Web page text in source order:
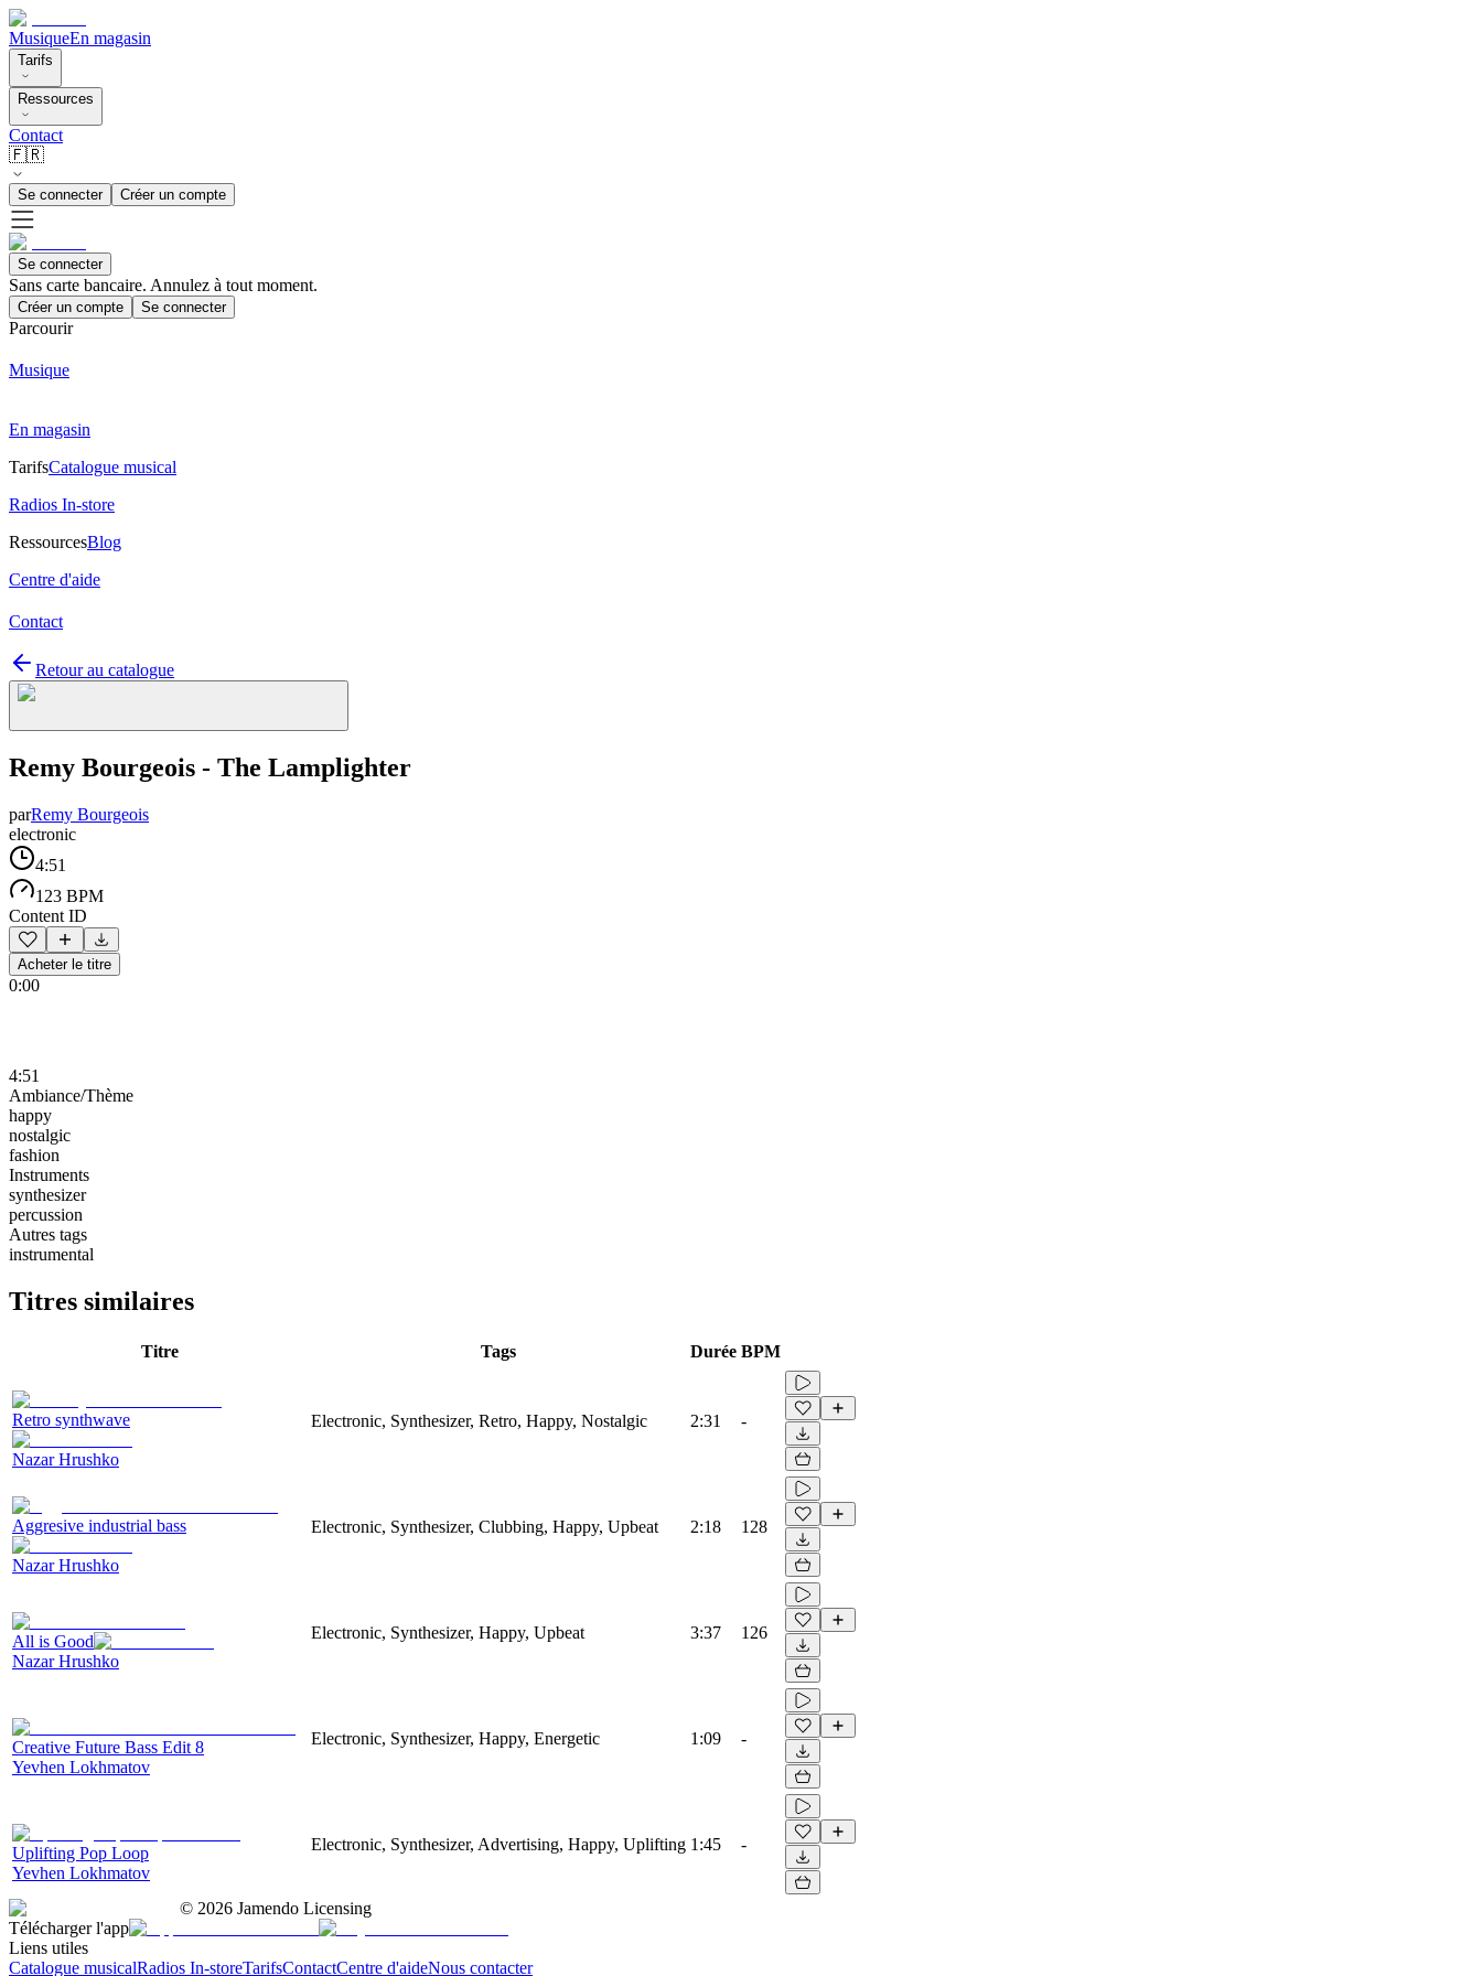
MusiqueEn magasin
Tarifs
Ressources
Contact
🇫🇷
Se connecter Créer un compte
Se connecter
Sans carte bancaire. Annulez à tout moment.
Créer un compte Se connecter
Parcourir
Musique
En magasin
TarifsCatalogue musical
Radios In-store
RessourcesBlog
Centre d'aide
Contact
Retour au catalogue
Remy Bourgeois - The Lamplighter
parRemy Bourgeois
electronic
4:51
123 BPM
Content ID
Acheter le titre
0:00
4:51
Ambiance/Thème
happy
nostalgic
fashion
Instruments
synthesizer
percussion
Autres tags
instrumental
Titres similaires
Titre Tags Durée BPM
Retro synthwave
Nazar Hrushko
Electronic, Synthesizer, Retro, Happy, Nostalgic 2:31 -
Aggresive industrial bass
Nazar Hrushko
Electronic, Synthesizer, Clubbing, Happy, Upbeat 2:18 128
All is Good
Nazar Hrushko
Electronic, Synthesizer, Happy, Upbeat 3:37 126
Creative Future Bass Edit 8
Yevhen Lokhmatov
Electronic, Synthesizer, Happy, Energetic 1:09 -
Uplifting Pop Loop
Yevhen Lokhmatov
Electronic, Synthesizer, Advertising, Happy, Uplifting 1:45 -
© 2026 Jamendo Licensing
Télécharger l'app
Liens utiles
Catalogue musicalRadios In-storeTarifsContactCentre d'aideNous contacter